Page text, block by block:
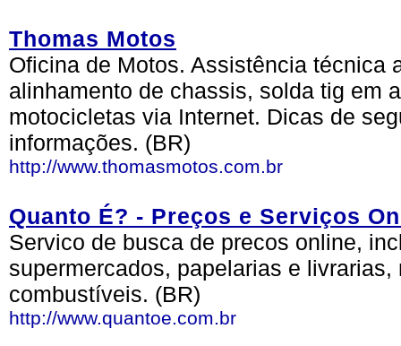
Thomas Motos
Oficina de Motos. Assistência técnica
alinhamento de chassis, solda tig em
motocicletas via Internet. Dicas de
informações. (BR)
http://www.thomasmotos.com.br
Quanto É? - Preços e Serviços
Servico de busca de precos online,
supermercados, papelarias e
combustíveis. (BR)
http://www.quantoe.com.br